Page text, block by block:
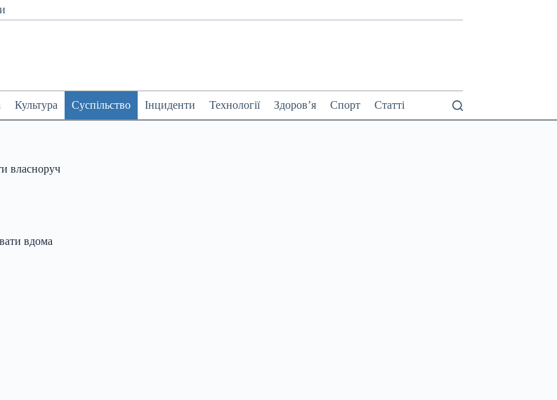
Культура Суспільство Інциденти Технології Здоров’я Спорт Статті
власноруч
вдома